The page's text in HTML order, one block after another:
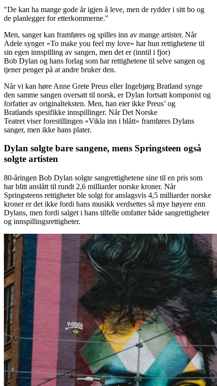
"De kan ha mange gode år igjen å leve, men de rydder i sitt bo og
de planlegger for etterkommerne."
Men, sanger kan framføres og spilles inn av mange artister. Når
Adele synger «To make you feel my love» har hun rettighetene til
sin egen innspilling av sangen, men det er (inntil i fjor)
Bob Dylan og hans forlag som har rettighetene til selve sangen og
tjener penger på at andre bruker den.
Når vi kan høre Anne Grete Preus eller Ingebjørg Bratland synge
den samme sangen oversatt til norsk, er Dylan fortsatt komponist og
forfatter av originalteksten. Men, han eier ikke Preus’ og
Bratlands spesifikke innspillinger. Når Det Norske
Teatret viser forestillingen «Vikla inn i blått» framføres Dylans
sanger, men ikke hans plater.
Dylan solgte bare sangene, mens Springsteen også
solgte artisten
80-åringen Bob Dylan solgte sangrettighetene sine til en pris som
har blitt anslått til rundt 2,6 milliarder norske kroner. Når
Springsteens rettigheter ble solgt for anslagsvis 4,5 milliarder norske
kroner er det ikke fordi hans musikk verdsettes så mye høyere enn
Dylans, men fordi salget i hans tilfelle omfatter både sangrettigheter
og innspillingsrettigheter.